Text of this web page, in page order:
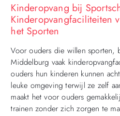
Kinderopvang bij
Kinderopvangfaciliteiten
het Sporten
Voor ouders die willen sporten,
Middelburg vaak
ouders hun kinderen kunnen
leuke omgeving terwijl ze zelf
maakt het voor ouders
trainen zonder zich zorgen te